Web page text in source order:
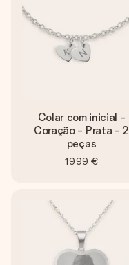
Colar com inicial -
Coração - Prata - 2
peças
19,99 €